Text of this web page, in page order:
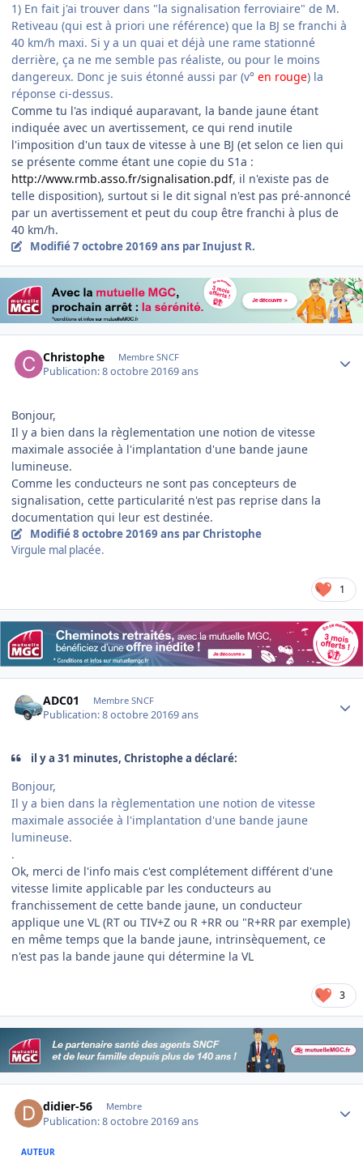
1) En fait j'ai trouver dans "la signalisation ferroviaire" de M.
Retiveau (qui est à priori une référence) que la BJ se franchi à
40 km/h maxi. Si y a un quai et déjà une rame stationné
derrière, ça ne me semble pas réaliste, ou pour le moins
dangereux. Donc je suis étonné aussi par (v° en rouge) la
réponse ci-dessus.
Comme tu l'as indiqué auparavant, la bande jaune étant
indiquée avec un avertissement, ce qui rend inutile
l'imposition d'un taux de vitesse à une BJ (et selon ce lien qui
se présente comme étant une copie du S1a :
http://www.rmb.asso.fr/signalisation.pdf, il n'existe pas de
telle disposition), surtout si le dit signal n'est pas pré-annoncé
par un avertissement et peut du coup être franchi à plus de
40 km/h.
Modifié7 octobre 20169 ans par Inujust R.
Christophe Membre SNCF
Publication:8 octobre 20169 ans
Bonjour,
Il y a bien dans la règlementation une notion de vitesse
maximale associée à l'implantation d'une bande jaune
lumineuse.
Comme les conducteurs ne sont pas concepteurs de
signalisation, cette particularité n'est pas reprise dans la
documentation qui leur est destinée.
Modifié8 octobre 20169 ans par Christophe
Virgule mal placée.
1
ADC01 Membre SNCF
Publication:8 octobre 20169 ans
il y a 31 minutes, Christophe a déclaré:
Bonjour,
Il y a bien dans la règlementation une notion de vitesse
maximale associée à l'implantation d'une bande jaune
lumineuse.
.
Ok, merci de l'info mais c'est complétement différent d'une
vitesse limite applicable par les conducteurs au
franchissement de cette bande jaune, un conducteur
applique une VL (RT ou TIV+Z ou R +RR ou "R+RR par exemple)
en même temps que la bande jaune, intrinsèquement, ce
n'est pas la bande jaune qui détermine la VL
3
didier-56 Membre
Publication:8 octobre 20169 ans
AUTEUR